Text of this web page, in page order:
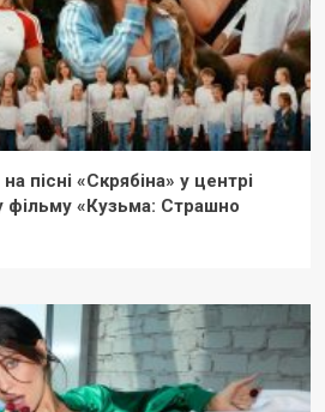
пісні «Скрябіна» у центрі
«Кузьма: Страшно